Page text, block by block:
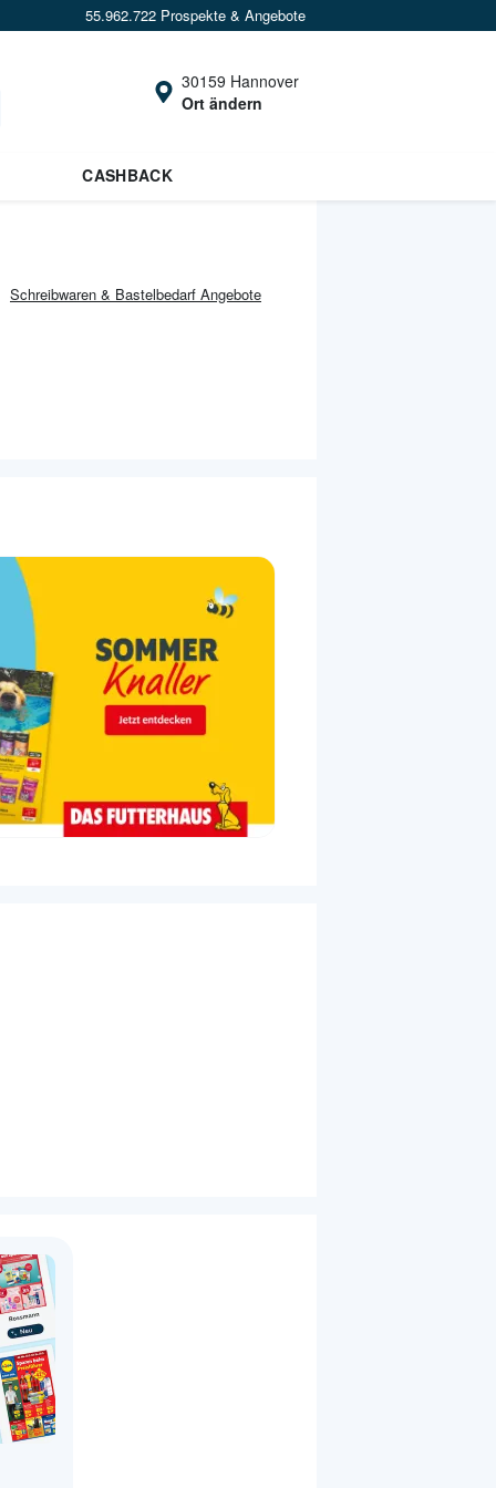
55.962.722 Prospekte & Angebote
30159 Hannover
Ort ändern
CASHBACK
Schreibwaren & Bastelbedarf Angebote